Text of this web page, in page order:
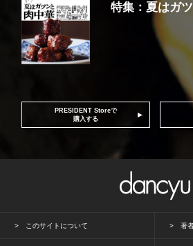
特集：夏はガ
PRESIDENT Storeで
購入する
このサイトについて 著